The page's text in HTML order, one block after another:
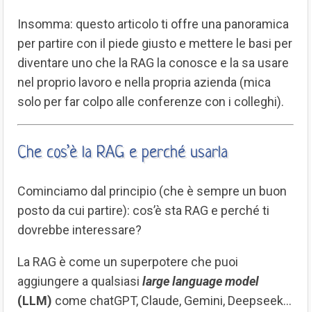
Insomma: questo articolo ti offre una panoramica
per partire con il piede giusto e mettere le basi per
diventare uno che la RAG la conosce e la sa usare
nel proprio lavoro e nella propria azienda (mica
solo per far colpo alle conferenze con i colleghi).
Che cos’è la RAG e perché usarla
Cominciamo dal principio (che è sempre un buon
posto da cui partire): cos’è sta RAG e perché ti
dovrebbe interessare?
La RAG è come un superpotere che puoi
aggiungere a qualsiasilarge language model
(LLM) come chatGPT, Claude, Gemini, Deepseek…